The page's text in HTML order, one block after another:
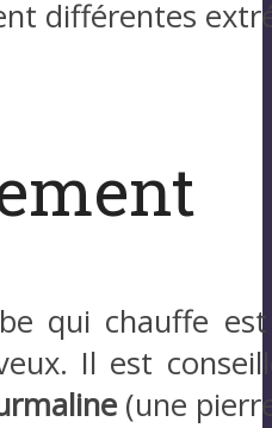
différentes
qui chauffe
Il est
(une